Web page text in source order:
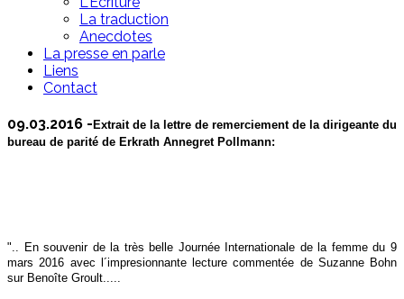
La traduction
Anecdotes
La presse en parle
Liens
Contact
09.03.2016 - Extrait de la lettre de remerciement de la dirigeante du
bureau de parité de Erkrath Annegret Pollmann:
".. En souvenir de la très belle Journée Internationale de la femme du 9
mars 2016 avec l´impresionnante lecture commentée de Suzanne Bohn
sur Benoîte Groult.....